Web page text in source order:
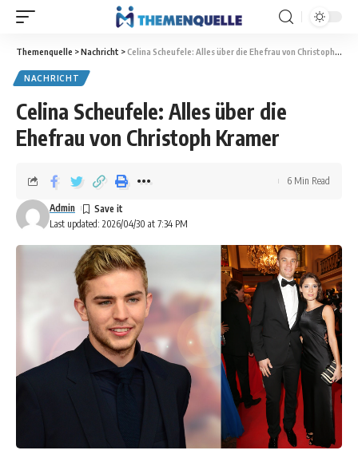
Themenquelle >Nachricht >Celina Scheufele: Alles über die Ehefrau von Christoph Kramer
NACHRICHT
Celina Scheufele: Alles über die
Ehefrau von Christoph Kramer
Last updated: 2026/04/30 at 7:34 PM
Admin
6 Min Read